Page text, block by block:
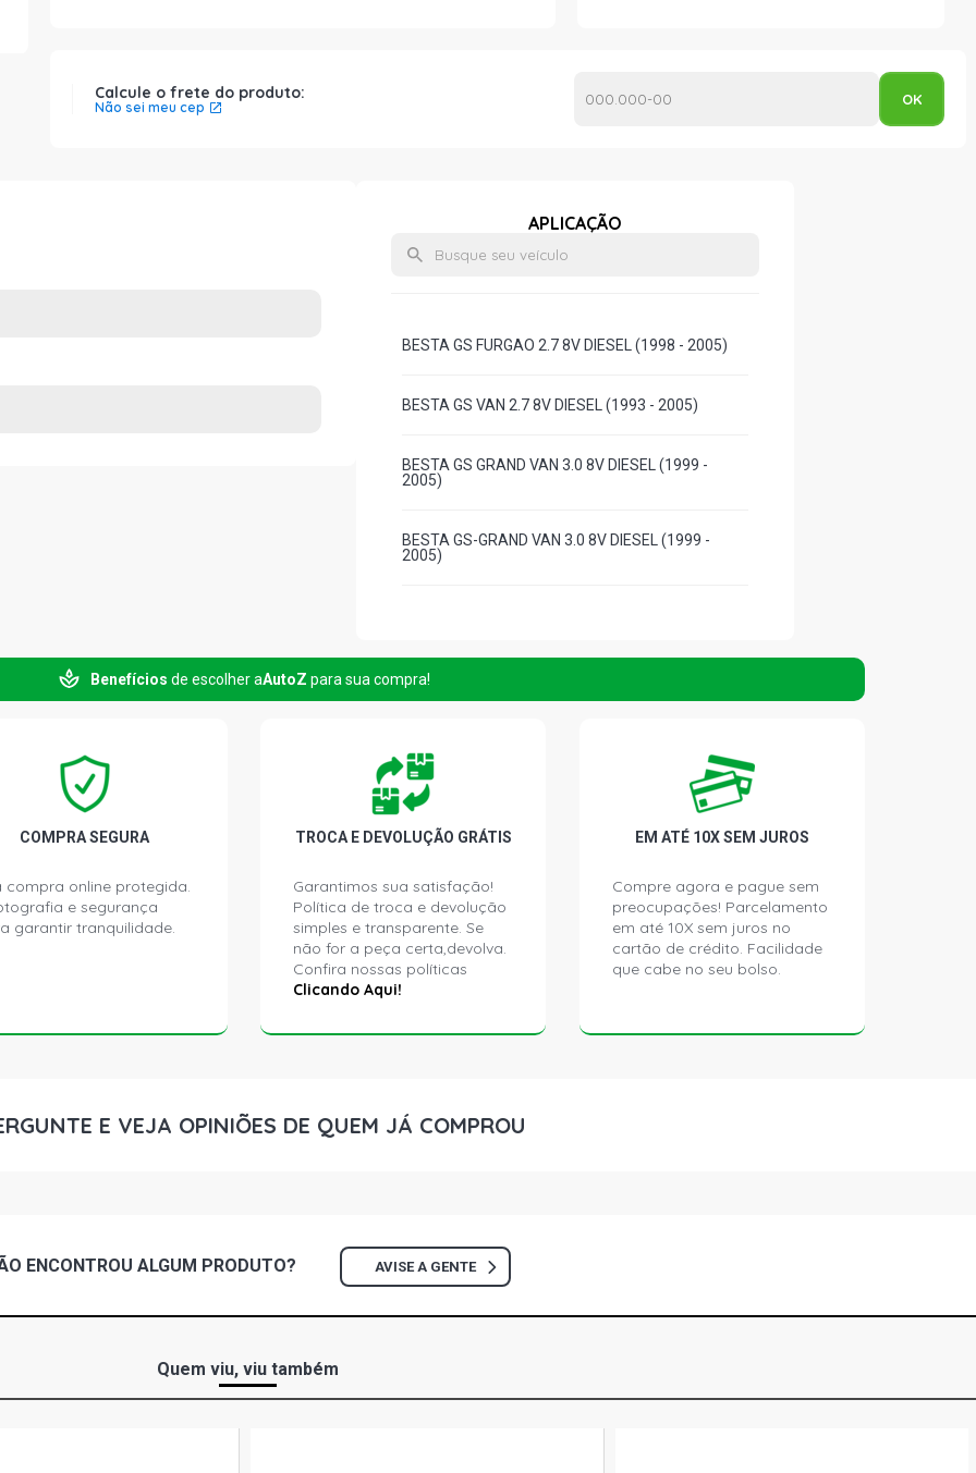
Calcule o frete do produto:
Não sei meu cep
APLICAÇÃO
BESTA GS FURGAO 2.7 8V DIESEL (1998 - 2005)
BESTA GS VAN 2.7 8V DIESEL (1993 - 2005)
BESTA GS GRAND VAN 3.0 8V DIESEL (1999 -
2005)
BESTA GS-GRAND VAN 3.0 8V DIESEL (1999 -
2005)
Benefícios de escolher aAutoZ para sua compra!
COMPRA SEGURA
compra online protegida.
e segurança
garantir tranquilidade.
TROCA E DEVOLUÇÃO GRÁTIS
Garantimos sua satisfação!
Política de troca e devolução
simples e transparente. Se
não for a peça certa,devolva.
Confira nossas políticas
Clicando Aqui!
EM ATÉ 10X SEM JUROS
Compre agora e pague sem
preocupações! Parcelamento
em até 10X sem juros no
cartão de crédito. Facilidade
que cabe no seu bolso.
E VEJA OPINIÕES DE QUEM JÁ COMPROU
ENCONTROU ALGUM PRODUTO? AVISE A GENTE
Quem viu, viu também